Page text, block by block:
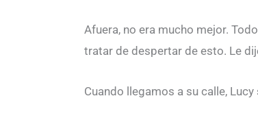
Afuera, no era mucho mejor.
tratar de despertar de esto. Le
Cuando llegamos a su calle,